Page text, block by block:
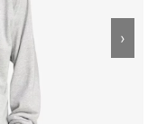
›